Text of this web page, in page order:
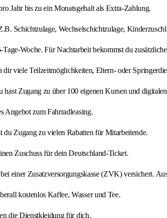
Jahr bis zu ein Monatsgehalt als Extra-Zahlung.
Schichtzulage, Wechselschichtzulage,
Tage-Woche. Für Nachtarbeit bekommst du
dir viele Teilzeitmöglichkeiten, Eltern- oder
hast Zugang zu über 100 eigenen Kursen und
Angebot zum Fahrradleasing.
du Zugang zu vielen Rabatten für Mitarbeitende.
Zuschuss für dein Deutschland-Ticket.
einer Zusatzversorgungskasse (ZVK) versichert.
kostenlos Kaffee, Wasser und Tee.
die Dienstkleidung für dich.